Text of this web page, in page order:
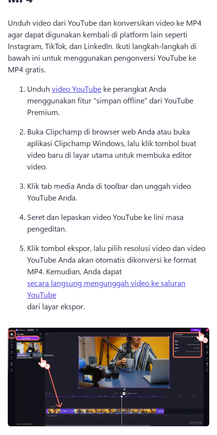
Unduh video dari YouTube dan konversikan video ke MP4
agar dapat digunakan kembali di platform lain seperti
Instagram, TikTok, dan LinkedIn. Ikuti langkah-langkah di
bawah ini untuk menggunakan pengonversi YouTube ke
MP4 gratis.
Unduh video YouTube ke perangkat Anda
menggunakan fitur “simpan offline” dari YouTube
Premium.
Buka Clipchamp di browser web Anda atau buka
aplikasi Clipchamp Windows, lalu klik tombol buat
video baru di layar utama untuk membuka editor
video.
Klik tab media Anda di toolbar dan unggah video
YouTube Anda.
Seret dan lepaskan video YouTube ke lini masa
pengeditan.
Klik tombol ekspor, lalu pilih resolusi video dan video
YouTube Anda akan otomatis dikonversi ke format
MP4. Kemudian, Anda dapat
secara langsung mengunggah video ke saluran
YouTube
dari layar ekspor.